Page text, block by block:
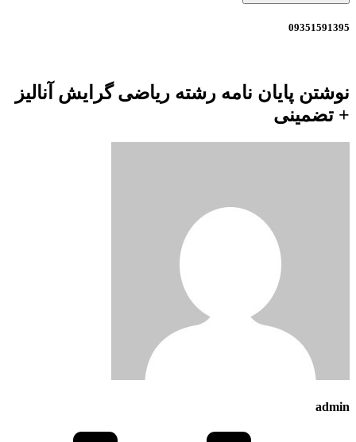
09351591395
نوشتن پایان نامه رشته ریاضی گرایش آنالیز
+ تضمینی
admin